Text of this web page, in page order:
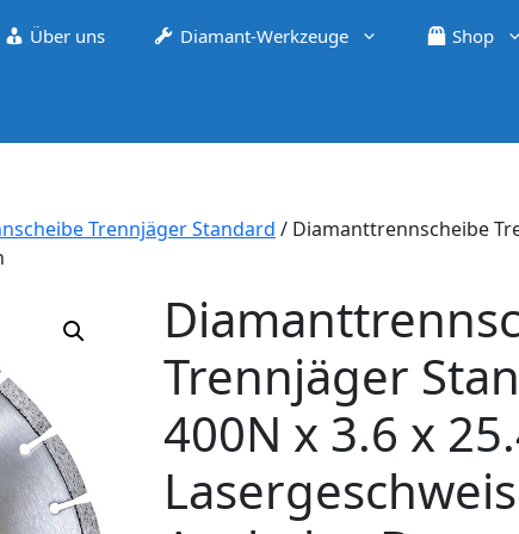
Über uns Diamant-Werkzeuge Shop
Trennjäger Standard / Diamanttrennscheibe
Trennjäger
400N x 3.6 x